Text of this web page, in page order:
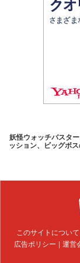
妖怪ウォッチバスタ
ッション、ビッグボ
このサイトについて
広告ポリシー
運営